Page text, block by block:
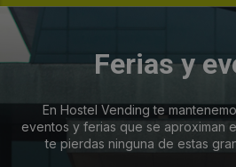
Ferias y
En Hostel Vending te
eventos y ferias que se aproximan
te pierdas ninguna de estas